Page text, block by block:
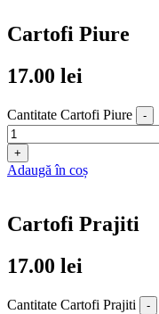
Cartofi Piure
17.00 lei
Cantitate Cartofi Piure -
+
Adaugă în coș
Cartofi Prajiti
17.00 lei
Cantitate Cartofi Prajiti -